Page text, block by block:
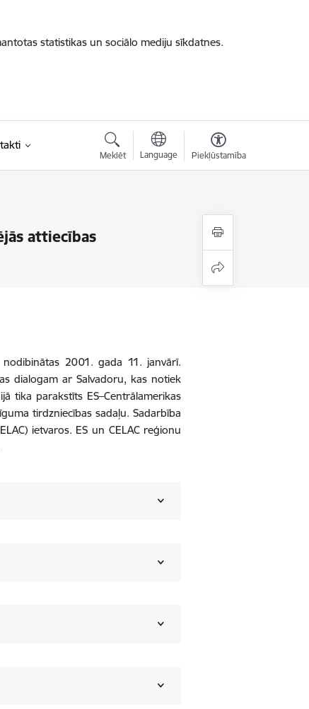
statistikas un sociālo mediju sīkdatnes.
Meklēt Language Piekļūstamība
attiecības
2001. gada 11. janvārī.
dialogam ar Salvadoru, kas notiek
tika parakstīts ES–Centrālamerikas
tirdzniecības sadaļu. Sadarbība
ietvaros. ES un CELAC reģionu